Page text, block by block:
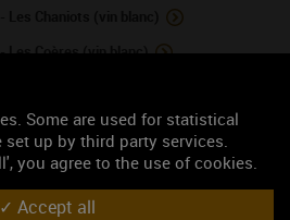
Les Coères (vin blanc)
Some are used for statistical
up by third party services.
you agree to the use of cookies.
Accept all